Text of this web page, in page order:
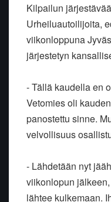
Kilpailun
Urheiluautoilijoita,
viikonloppuna
järjestetyn
- Tällä kaudella en
Vetomies oli
panostettu sinne.
velvollisuus
- Lähdetään nyt
viikonlopun
lähtee kulkemaan.